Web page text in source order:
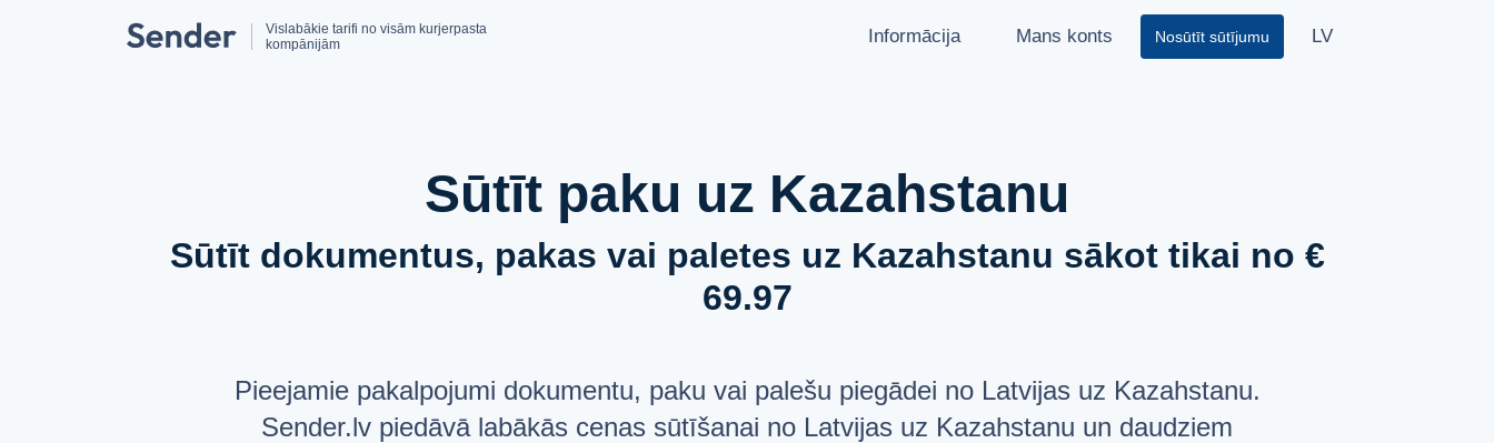
Vislabākie tarifi no visām kurjerpasta
kompānijām
Informācija Mans konts Nosūtīt sūtījumu LV
Pārvadātāju partneri
Aizliegumi un ierobežojumi
API dokumentācija
users PAR MUMS
ATBALSTS
English
Sūtīt paku uz Kazahstanu
Sūtīt dokumentus, pakas vai paletes uz Kazahstanu sākot tikai no €
69.97
Pieejamie pakalpojumi dokumentu, paku vai palešu piegādei no Latvijas uz Kazahstanu.
Sender.lv piedāvā labākās cenas sūtīšanai no Latvijas uz Kazahstanu un daudziem